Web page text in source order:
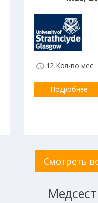
12 Кол-во мес
Подробнее
Смотреть